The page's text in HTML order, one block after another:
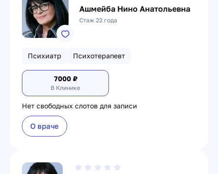
Ашмейба Нино Анатольевна
Стаж 22 года
Психиатр Психотерапевт
7000₽
В Клинике
Нет свободных слотов для записи
О враче